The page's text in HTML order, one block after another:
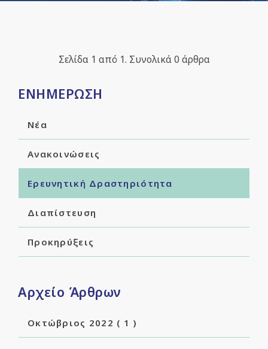
Σελίδα 1 από 1. Συνολικά 0 άρθρα
ΕΝΗΜΕΡΩΣΗ
Νέα
Ανακοινώσεις
Ερευνητική Δραστηριότητα
Διαπίστευση
Προκηρύξεις
Αρχείο Άρθρων
Οκτώβριος 2022 ( 1 )